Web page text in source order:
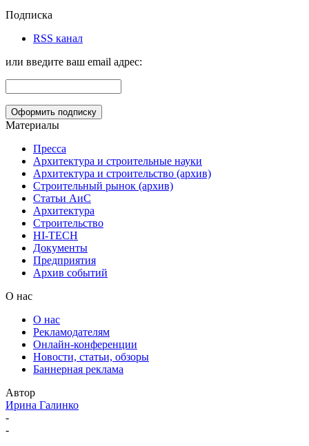
Подписка
RSS канал
или введите ваш email адрес:
Материалы
Пресса
Архитектура и строительные науки
Архитектура и строительство (архив)
Строительный рынок (архив)
Статьи АиС
Архитектура
Строительство
HI-TECH
Документы
Предприятия
Архив событий
О нас
О нас
Рекламодателям
Онлайн-конференции
Новости, статьи, обзоры
Баннерная реклама
Автор
Ирина Галинко
-
-